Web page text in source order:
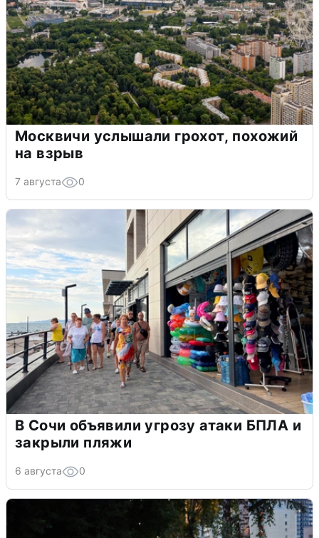
Москвичи услышали грохот, похожий
на взрыв
7 августа 0
В Сочи объявили угрозу атаки БПЛА и
закрыли пляжи
6 августа 0